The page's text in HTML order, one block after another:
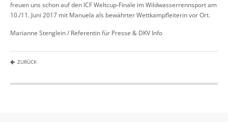
freuen uns schon auf den ICF Weltcup-Finale im Wildwasserrennsport am
10./11. Juni 2017 mit Manuela als bewährter Wettkampfleiterin vor Ort.
Marianne Stenglein / Referentin für Presse & DKV Info
ZURÜCK